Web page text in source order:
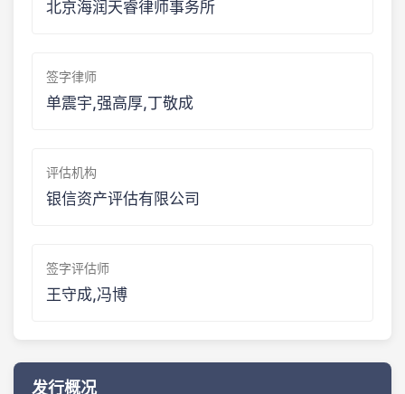
北京海润天睿律师事务所
签字律师
单震宇,强高厚,丁敬成
评估机构
银信资产评估有限公司
签字评估师
王守成,冯博
发行概况